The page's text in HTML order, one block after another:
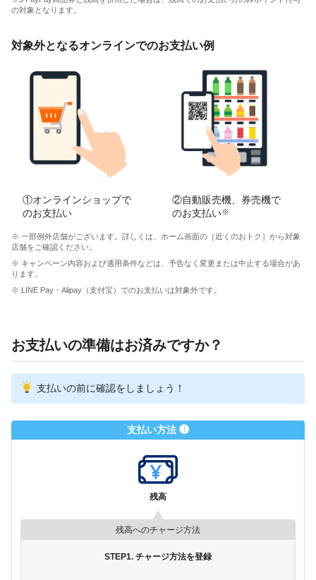
の対象となります。
対象外となるオンラインでのお支払い例
①オンラインショップで
のお支払い
②自動販売機、券売機で
のお支払い※
※ 一部例外店舗がございます。詳しくは、ホーム画面の［近くのおトク］から対象
店舗をご確認ください。
※ キャンペーン内容および適用条件などは、予告なく変更または中止する場合があ
ります。
※ LINE Pay・Alipay（支付宝）でのお支払いは対象外です。
お支払いの準備はお済みですか？
支払いの前に確認をしましょう！
支払い方法 ❶
残高
残高へのチャージ方法
STEP1. チャージ方法を登録